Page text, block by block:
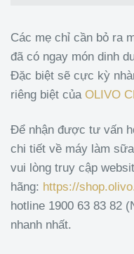
Các mẹ chỉ cần bỏ ra
đã có ngay món dinh
Đặc biệt sẽ cực kỳ
riêng biệt của OLIVO
Để nhận được tư vấn
chi tiết về máy làm
vui lòng truy cập
hãng: https://
hotline 1900 63 83 82
nhanh nhất.